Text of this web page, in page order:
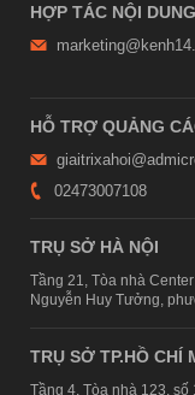
HỢP TÁC NỘI DUNG
HỖ TRỢ QUẢNG
02473007108
TRỤ SỞ HÀ NỘI
Tầng 21, Tòa nhà
Nguyễn Huy Tưởng,
TRỤ SỞ TP.HỒ CHÍ
Tầng 4, Tòa nhà 123,